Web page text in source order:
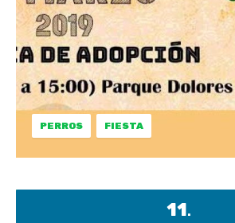
PERROS FIESTA
11.